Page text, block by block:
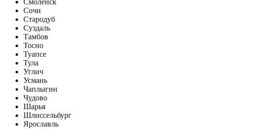
Смоленск
Сочи
Стародуб
Суздаль
Тамбов
Тосно
Туапсе
Тула
Углич
Усмань
Чаплыгин
Чудово
Шарья
Шлиссельбург
Ярославль